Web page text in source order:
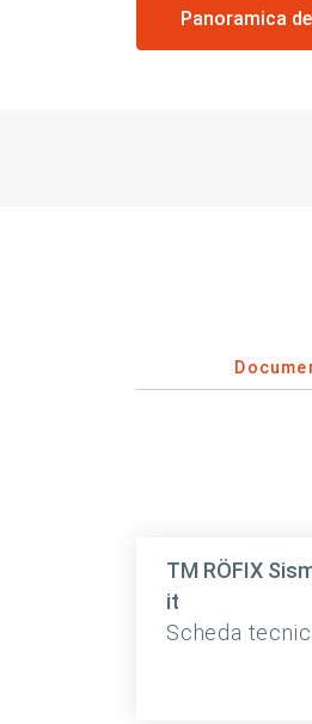
Panoramica
TM RÖFIX
it
Scheda